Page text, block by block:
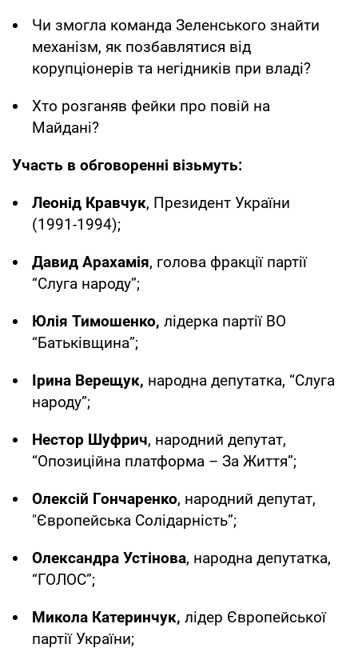
Чи змогла команда Зеленського знайти
механізм, як позбавлятися від
корупціонерів та негідників при владі?
Хто розганяв фейки про повій на
Майдані?
Участь в обговоренні візьмуть:
Леонід Кравчук, Президент України
(1991-1994);
Давид Арахамія, голова фракції партії
“Слуга народу”;
Юлія Тимошенко, лідерка партії ВО
“Батьківщина”;
Ірина Верещук, народна депутатка, “Слуга
народу”;
Нестор Шуфрич, народний депутат,
“Опозиційна платформа – За Життя”;
Олексій Гончаренко, народний депутат,
"Європейська Солідарність”;
Олександра Устінова, народна депутатка,
“ГОЛОС”;
Микола Катеринчук, лідер Європейської
партії України;